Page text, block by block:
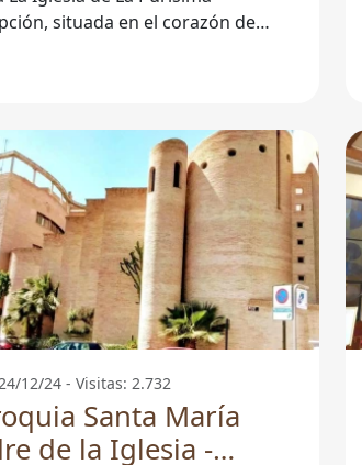
situada en el corazón de
12/24 - Visitas: 2.732
Santa María
de la Iglesia -